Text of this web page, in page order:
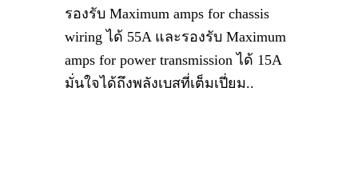
รองรับ Maximum amps for chassis
wiring ได้ 55A และรองรับ Maximum
amps for power transmission ได้ 15A
มั่นใจได้ถึงพลังเบสที่เต็มเปี่ยม..